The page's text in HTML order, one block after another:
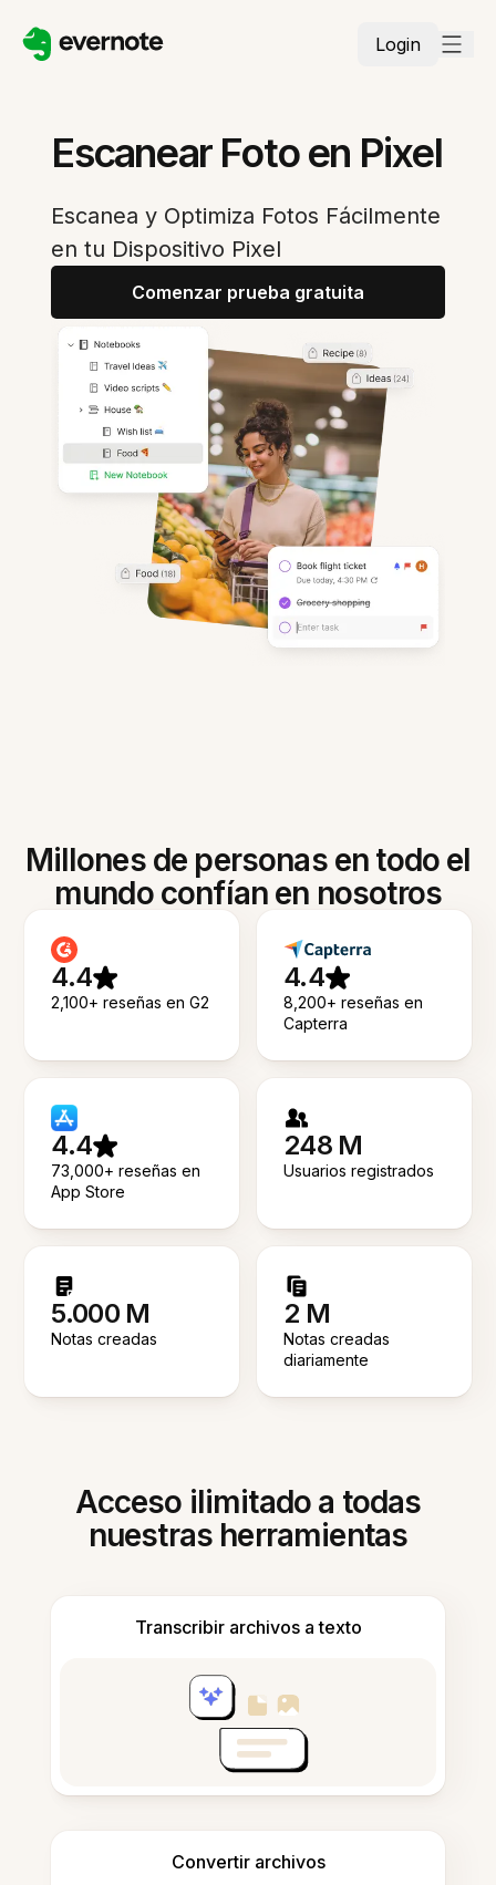
Login
Escanear Foto en Pixel
Escanea y Optimiza Fotos Fácilmente
en tu Dispositivo Pixel
Comenzar prueba gratuita
Millones de personas en todo el
mundo confían en nosotros
4.4
2,100+ reseñas en G2
4.4
8,200+ reseñas en
Capterra
4.4
73,000+ reseñas en
App Store
248 M
Usuarios registrados
5.000 M
Notas creadas
2 M
Notas creadas
diariamente
Acceso ilimitado a todas
nuestras herramientas
Transcribir archivos a texto
Convertir archivos